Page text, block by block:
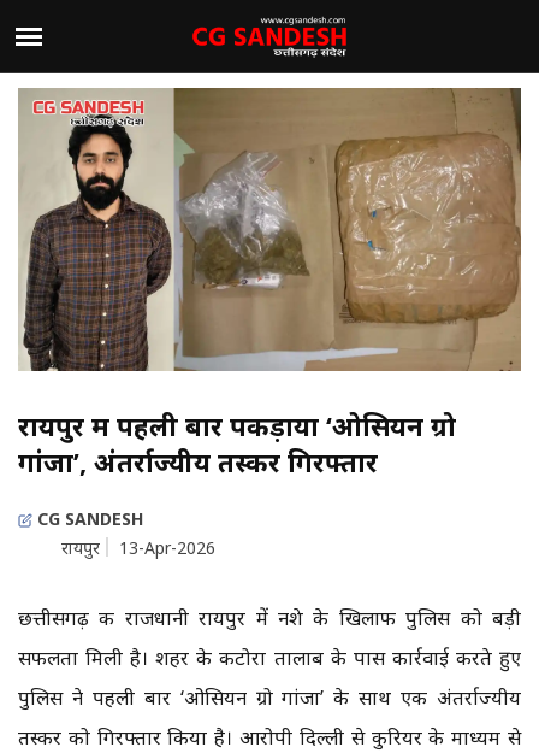
रायपुर में पहली बार पकड़ाया ‘ओसियन ग्रो
गांजा’, अंतर्राज्यीय तस्कर गिरफ्तार
CG SANDESH
रायपुर
13-Apr-2026
छत्तीसगढ़ की राजधानी रायपुर में नशे के खिलाफ पुलिस को बड़ी
सफलता मिली है। शहर के कटोरा तालाब के पास कार्रवाई करते हुए
पुलिस ने पहली बार ‘ओसियन ग्रो गांजा’ के साथ एक अंतर्राज्यीय
तस्कर को गिरफ्तार किया है। आरोपी दिल्ली से कुरियर के माध्यम से